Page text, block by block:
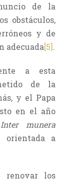
de la
obstáculos,
y de
adecuada[5].
a esta
de la
y el Papa
en el año
Inter munera
orientada a
renovar los